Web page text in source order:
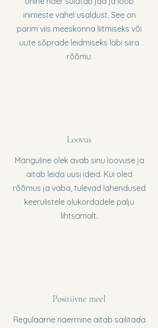
inimeste vahel usaldust. See on
parim viis meeskonna liitmiseks või
uute sõprade leidmiseks läbi siira
rõõmu.
Loovus
Mänguline olek avab sinu loovuse ja
aitab leida uusi ideid. Kui oled
rõõmus ja vaba, tulevad lahendused
keerulistele olukordadele palju
lihtsamalt.
Positiivne meel
Regulaarne naermine aitab säilitada